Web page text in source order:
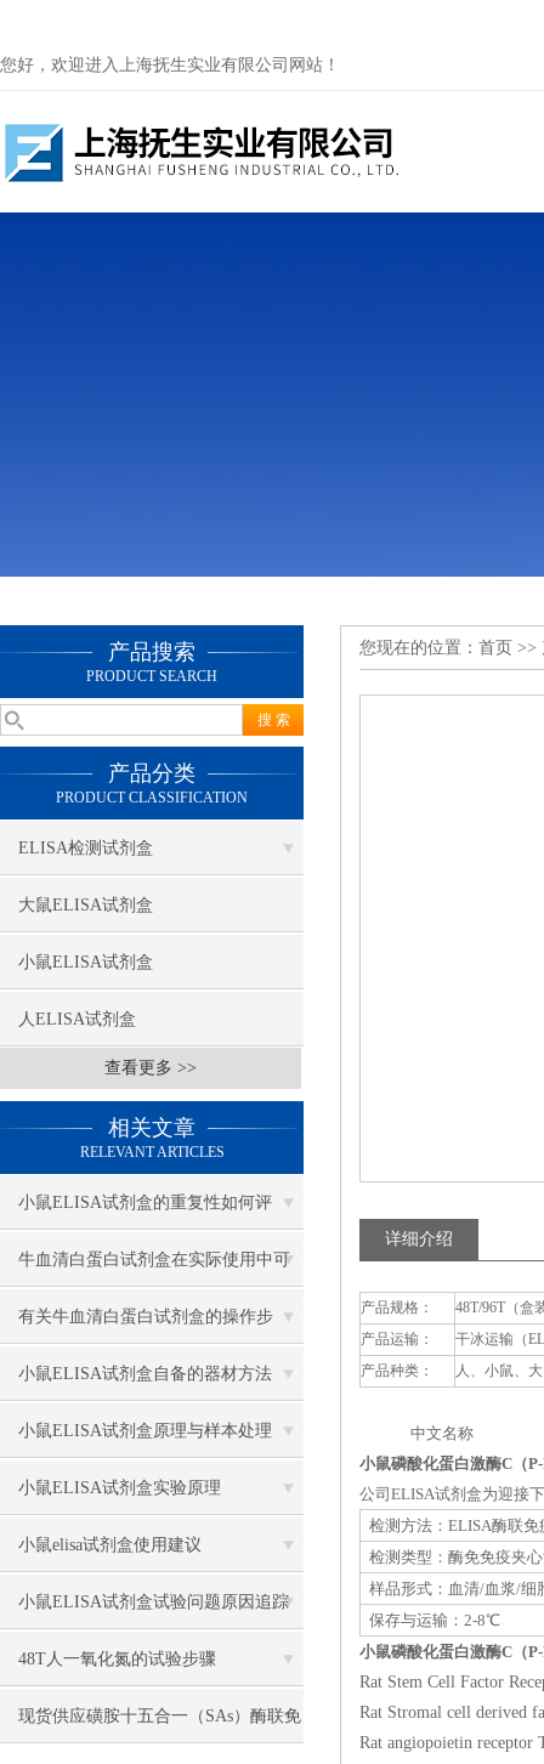
您好，欢迎进入上海抚生实业有限公司网站！
产品搜索
PRODUCT SEARCH
产品分类
PRODUCT CLASSIFICATION
ELISA检测试剂盒
大鼠ELISA试剂盒
小鼠ELISA试剂盒
人ELISA试剂盒
查看更多 >>
相关文章
RELEVANT ARTICLES
小鼠ELISA试剂盒的重复性如何评
估？
牛血清白蛋白试剂盒在实际使用中可
分为多种类型测定
有关牛血清白蛋白试剂盒的操作步
骤，以下有详细说明
小鼠ELISA试剂盒自备的器材方法
小鼠ELISA试剂盒原理与样本处理
小鼠ELISA试剂盒实验原理
小鼠elisa试剂盒使用建议
小鼠ELISA试剂盒试验问题原因追踪
48T人一氧化氮的试验步骤
现货供应磺胺十五合一（SAs）酶联免
您现在的位置： 首页 >>
详细介绍
产品规格：
48T/96T（盒
产品运输：
干冰运输（
产品种类：
人、小鼠、
中文名称 英
小鼠磷酸化蛋白激酶C（
公司ELISA试剂盒为迎接
检测方法：ELISA酶联免
检测类型：酶免免疫夹
样品形式：血清/血浆/细
保存与运输：2-8℃
小鼠磷酸化蛋白激酶C（
Rat Stem Cell Factor
Rat Stromal cell derived
Rat angiopoietin